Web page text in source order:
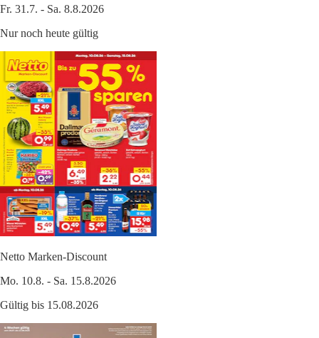
Fr. 31.7. - Sa. 8.8.2026
Nur noch heute gültig
Netto Marken-Discount
Mo. 10.8. - Sa. 15.8.2026
Gültig bis 15.08.2026